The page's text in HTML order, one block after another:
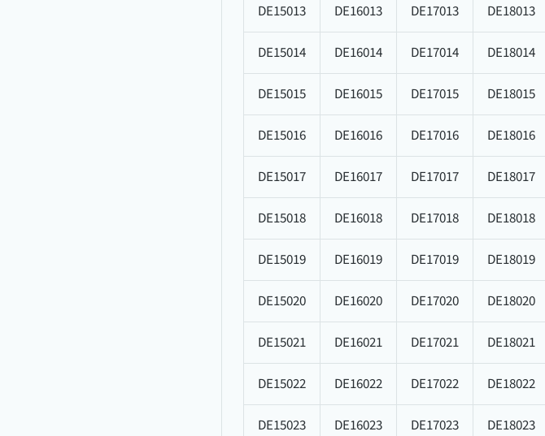
DE15013 DE16013 DE17013 DE18013
DE15014 DE16014 DE17014 DE18014
DE15015 DE16015 DE17015 DE18015
DE15016 DE16016 DE17016 DE18016
DE15017 DE16017 DE17017 DE18017
DE15018 DE16018 DE17018 DE18018
DE15019 DE16019 DE17019 DE18019
DE15020 DE16020 DE17020 DE18020
DE15021 DE16021 DE17021 DE18021
DE15022 DE16022 DE17022 DE18022
DE15023 DE16023 DE17023 DE18023